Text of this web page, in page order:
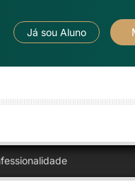
Já sou Aluno